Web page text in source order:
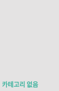
카테고리 없음